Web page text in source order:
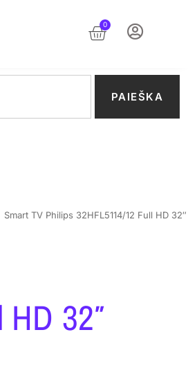
0
PAIEŠKA
Smart TV Philips 32HFL5114/12 Full HD 32″
32″